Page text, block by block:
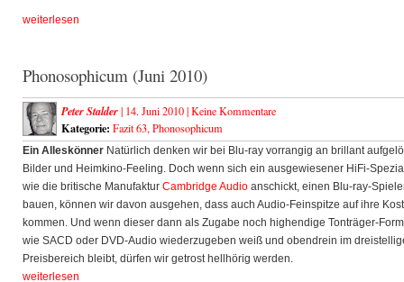
weiterlesen
Phonosophicum (Juni 2010)
Peter Stalder| 14. Juni 2010 |Keine Kommentare
Kategorie: Fazit 63, Phonosophicum
Ein Alleskönner Natürlich denken wir bei Blu-ray vorrangig an brillant
Bilder und Heimkino-Feeling. Doch wenn sich ein ausgewiesener HiFi-
wie die britische Manufaktur Cambridge Audio anschickt, einen Blu-ray-
bauen, können wir davon ausgehen, dass auch Audio-Feinspitze auf ihre
kommen. Und wenn dieser dann als Zugabe noch highendige Tonträger-
wie SACD oder DVD-Audio wiederzugeben weiß und obendrein im
Preisbereich bleibt, dürfen wir getrost hellhörig werden.
weiterlesen